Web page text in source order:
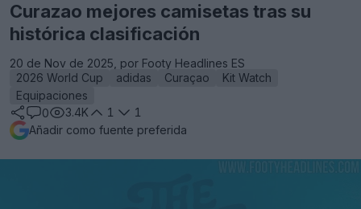
Curazao mejores camisetas tras su
histórica clasificación
20 de Nov de 2025, por Footy Headlines ES
2026 World Cup
adidas Curaçao
Kit Watch
Equipaciones
0
3.4K 1
1
Añadir como fuente preferida